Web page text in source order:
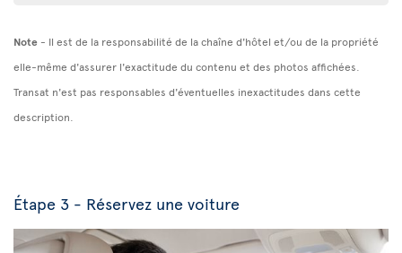
Note - Il est de la responsabilité de la chaîne d'hôtel et/ou de la propriété
elle-même d'assurer l'exactitude du contenu et des photos affichées.
Transat n'est pas responsables d'éventuelles inexactitudes dans cette
description.
Étape 3 - Réservez une voiture